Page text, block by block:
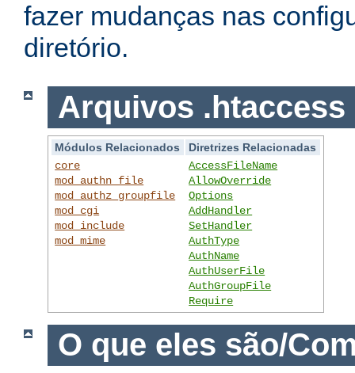
fazer mudanças nas
diretório.
Arquivos .htaccess
Módulos Relacionados
Diretrizes Relacionadas
core
mod_authn_file
mod_authz_groupfile
mod_cgi
mod_include
mod_mime
AccessFileName
AllowOverride
Options
AddHandler
SetHandler
AuthType
AuthName
AuthUserFile
AuthGroupFile
Require
O que eles são/